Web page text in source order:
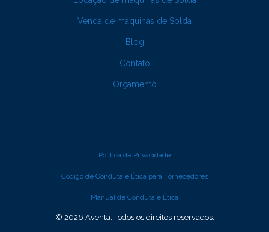
Venda de máquinas de Solda
Blog
Contato
Orçamento
© 2026 Aventa. Todos os direitos reservados.
Política de Privacidade
Código de Conduta e Ética para Fornecedores
Manual de Conduta e Ética